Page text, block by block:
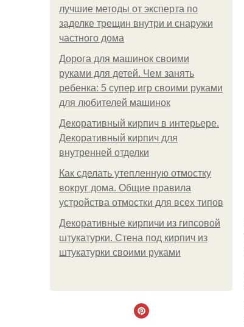
лучшие методы от эксперта по
заделке трещин внутри и снаружи
частного дома
Дорога для машинок своими
руками для детей. Чем занять
ребенка: 5 супер игр своими руками
для любителей машинок
Декоративный кирпич в интерьере.
Декоративный кирпич для
внутренней отделки
Как сделать утепленную отмостку
вокруг дома. Общие правила
устройства отмостки для всех типов
Декоративные кирпичи из гипсовой
штукатурки. Стена под кирпич из
штукатурки своими руками